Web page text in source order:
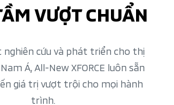
KHÔNG GIAN NỘI THẤT
AN TOÀN VƯỢT TRỘI
VƯỢT CHUẨN
nghiên cứu và phát triển cho thị
Á, All-New XFORCE luôn sẵn
giá trị vượt trội cho mọi hành
trình.